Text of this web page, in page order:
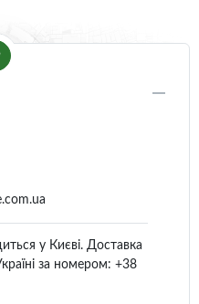
у Києві. Доставка
за номером: +38